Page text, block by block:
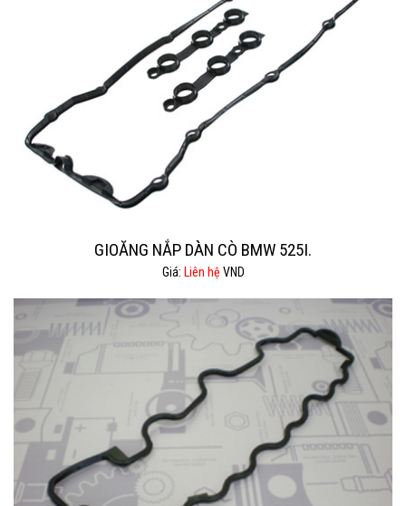
GIOĂNG NẮP DÀN CÒ BMW 525I.
Giá: Liên hệ VND